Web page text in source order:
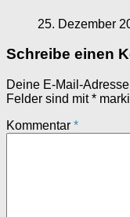
25. Dezember
Schreibe einen
Deine E-Mail-
Felder sind mit*
Kommentar *